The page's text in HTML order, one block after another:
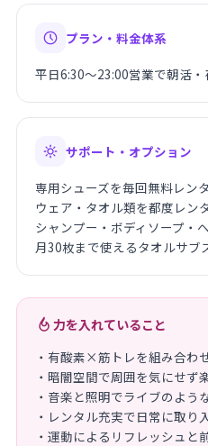
プラン・料金体系
平日6:30〜23:00営業で朝活
サポート・オプション
専用シューズを毎回無料レン
ウェア・タオル類を都度レン
シャンプー・ボディソープ・
月30枚まで使えるタオルサブ
力を入れていること
・有酸素×筋トレを組み合わ
・暗闇空間で周囲を気にせず
・音楽と照明でライブのよう
・レンタル充実で日常に取り
・運動によるリフレッシュと